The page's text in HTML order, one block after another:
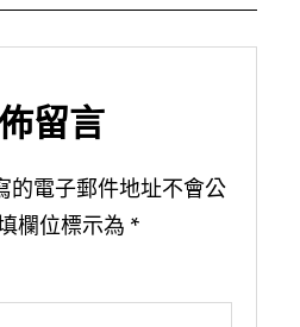
留言
的電子郵件地址不會公
欄位標示為 *